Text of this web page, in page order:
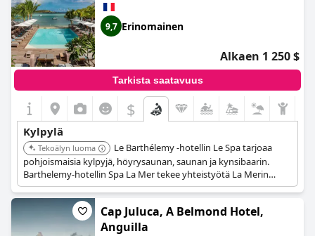
9,7 Erinomainen
Alkaen 1 250 $
Tarkista saatavuus
$
Kylpylä
Tekoälyn luoma
Le Barthélemy -hotellin Le Spa tarjoaa
pohjoismaisia kylpyjä, höyrysaunan, saunan ja kynsibaarin.
Barthelemy-hotellin Spa La Mer tekee yhteistyötä La Merin
kanssa, joka tunnetaan uudistavista ja nuorentavista
ominaisuuksistaan, tarjoten räätälöityjä hoitoja, kuten La Mer
Miracle Broth -kasvohoidon, joka käyttää brändin
tunnusomaista ainesosaa ihon ravitsemiseen ja elvyttämiseen.
Cap Juluca, A Belmond Hotel,
Anguilla